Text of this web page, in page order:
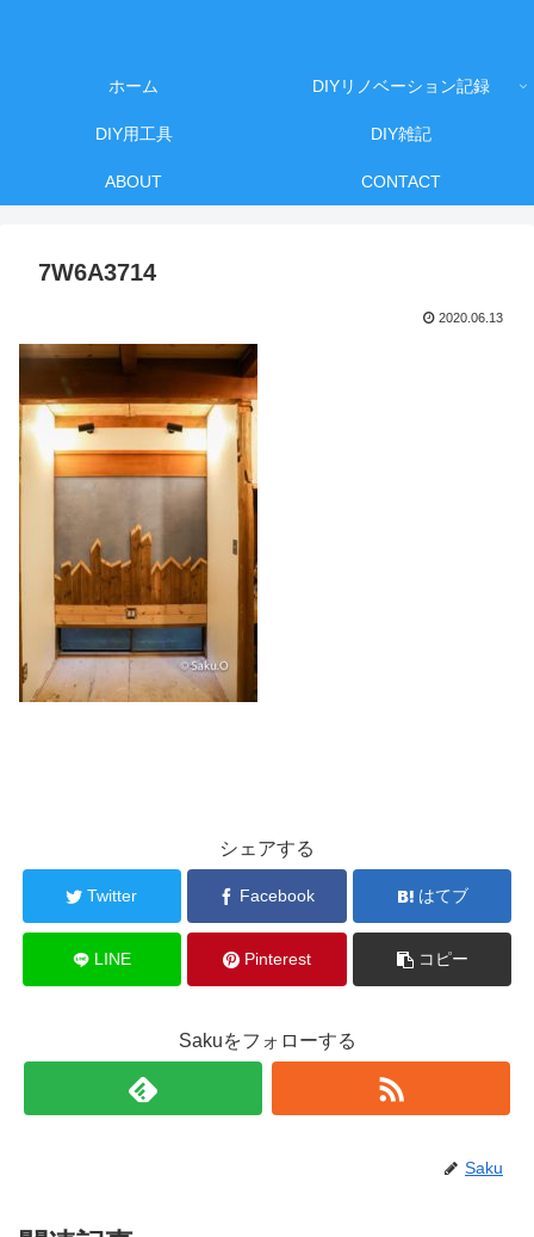
ホーム DIYリノベーション記録
DIY用工具 DIY雑記
ABOUT CONTACT
7W6A3714
2020.06.13
シェアする
Twitter Facebook はてブ
LINE Pinterest コピー
Sakuをフォローする
Saku